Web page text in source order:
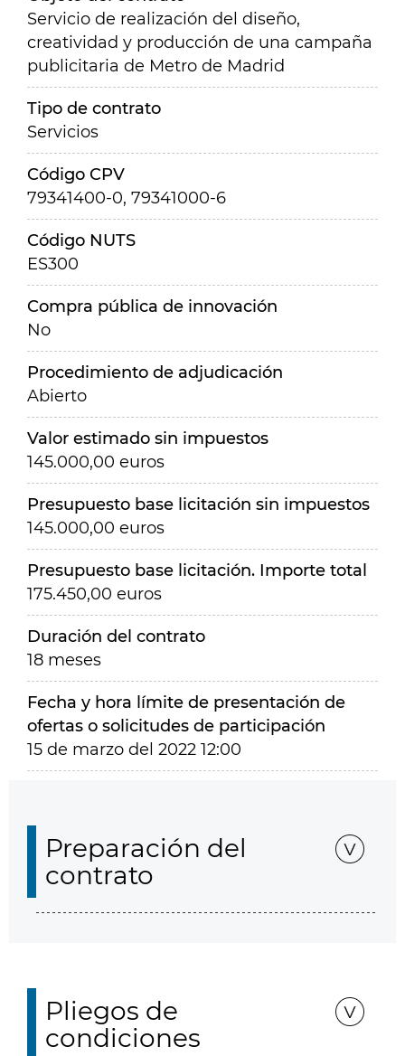
Servicio de realización del diseño,
creatividad y producción de una campaña
publicitaria de Metro de Madrid
Tipo de contrato
Servicios
Código CPV
79341400-0, 79341000-6
Código NUTS
ES300
Compra pública de innovación
No
Procedimiento de adjudicación
Abierto
Valor estimado sin impuestos
145.000,00 euros
Presupuesto base licitación sin impuestos
145.000,00 euros
Presupuesto base licitación. Importe total
175.450,00 euros
Duración del contrato
18 meses
Fecha y hora límite de presentación de
ofertas o solicitudes de participación
15 de marzo del 2022 12:00
Preparación del
contrato
Pliegos de
condiciones